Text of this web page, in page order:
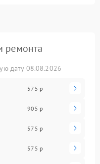
ремонта
дату 08.08.2026
575 р
905 р
575 р
575 р